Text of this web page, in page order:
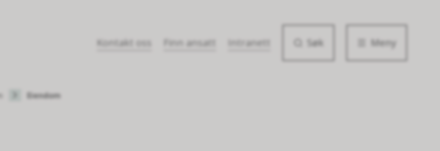
Kontakt oss Finn ansatt Intranett Søk Meny
Eiendom